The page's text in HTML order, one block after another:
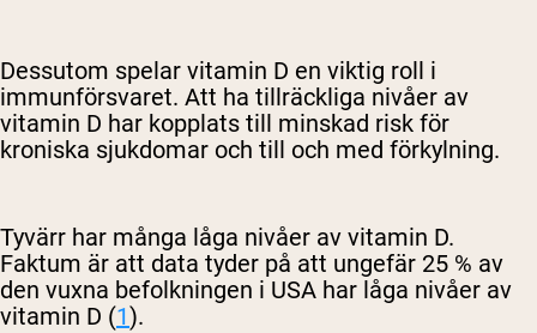
Dessutom spelar vitamin D en viktig roll i
immunförsvaret. Att ha tillräckliga nivåer av
vitamin D har kopplats till minskad risk för
kroniska sjukdomar och till och med förkylning.
Tyvärr har många låga nivåer av vitamin D.
Faktum är att data tyder på att ungefär 25 % av
den vuxna befolkningen i USA har låga nivåer av
vitamin D (1).